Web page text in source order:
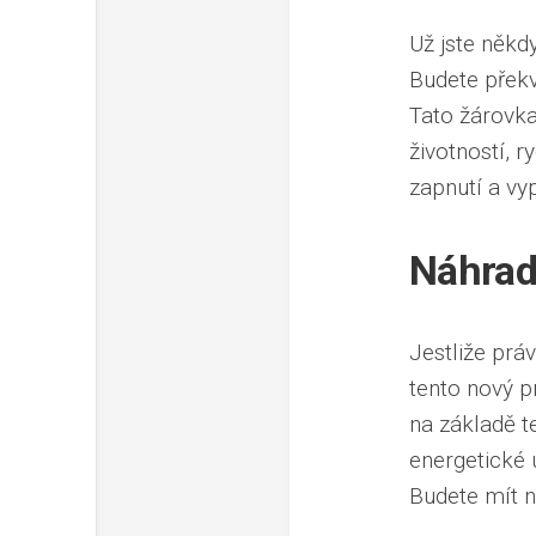
Už jste
Budete
Tato
životností,
zapnutí a
Jestliže
tento nový
na základě
energetické
Budete mít